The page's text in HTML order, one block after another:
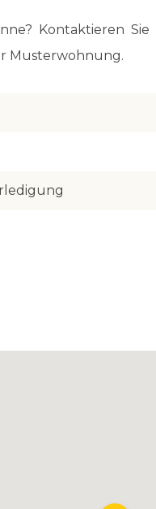
Kontaktieren Sie
Musterwohnung.